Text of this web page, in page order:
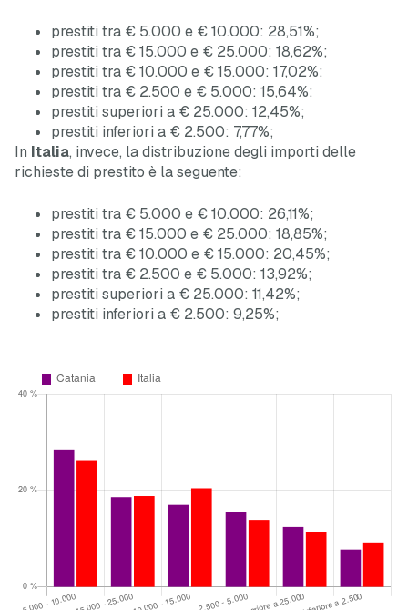
prestiti tra € 5.000 e € 10.000: 28,51%;
prestiti tra € 15.000 e € 25.000: 18,62%;
prestiti tra € 10.000 e € 15.000: 17,02%;
prestiti tra € 2.500 e € 5.000: 15,64%;
prestiti superiori a € 25.000: 12,45%;
prestiti inferiori a € 2.500: 7,77%;
In Italia, invece, la distribuzione degli importi delle
richieste di prestito è la seguente:
prestiti tra € 5.000 e € 10.000: 26,11%;
prestiti tra € 15.000 e € 25.000: 18,85%;
prestiti tra € 10.000 e € 15.000: 20,45%;
prestiti tra € 2.500 e € 5.000: 13,92%;
prestiti superiori a € 25.000: 11,42%;
prestiti inferiori a € 2.500: 9,25%;